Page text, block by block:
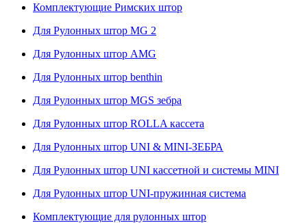
Комплектующие Римских штор
Для Рулонных штор MG 2
Для Рулонных штор AMG
Для Рулонных штор benthin
Для Рулонных штор MGS зебра
Для Рулонных штор ROLLA кассета
Для Рулонных штор UNI & MINI-ЗЕБРА
Для Рулонных штор UNI кассетной и системы MINI
Для Рулонных штор UNI-пружинная система
Комплектующие для рулонных штор